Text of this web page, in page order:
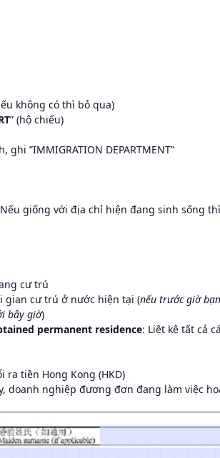
không có thì bỏ qua)
” (hộ chiếu)
”IMMIGRATION DEPARTMENT”
giống với địa chỉ hiện đang sinh sống thì
cư trú
gian cư trú ở nước hiện tại (nếu trước giờ bạn
bây giờ)
permanent residence: Liệt kê tất cả
ra tiền Hong Kong (HKD)
doanh nghiệp đương đơn đang làm việc